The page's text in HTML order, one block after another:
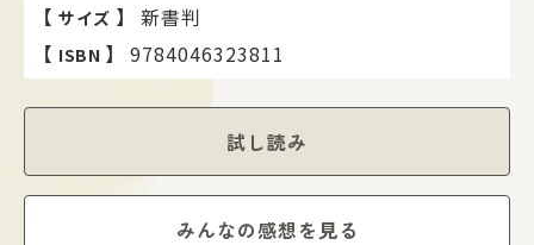
【 サイズ 】
新書判
【 ISBN 】 9784046323811
試し読み
みんなの感想を見る